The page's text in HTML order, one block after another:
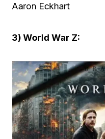
Aaron Eckhart
3) World War Z: